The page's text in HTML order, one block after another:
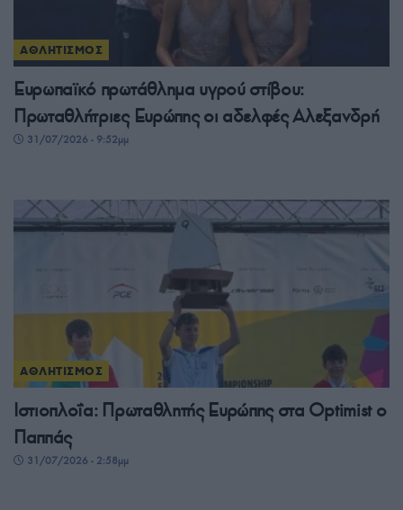
ΑΘΛΗΤΙΣΜΟΣ
Ευρωπαϊκό πρωτάθλημα υγρού στίβου:
Πρωταθλήτριες Ευρώπης οι αδελφές Αλεξανδρή
31/07/2026 - 9:52μμ
ΑΘΛΗΤΙΣΜΟΣ
Ιστιοπλοΐα: Πρωταθλητής Ευρώπης στα Optimist ο
Παππάς
31/07/2026 - 2:58μμ